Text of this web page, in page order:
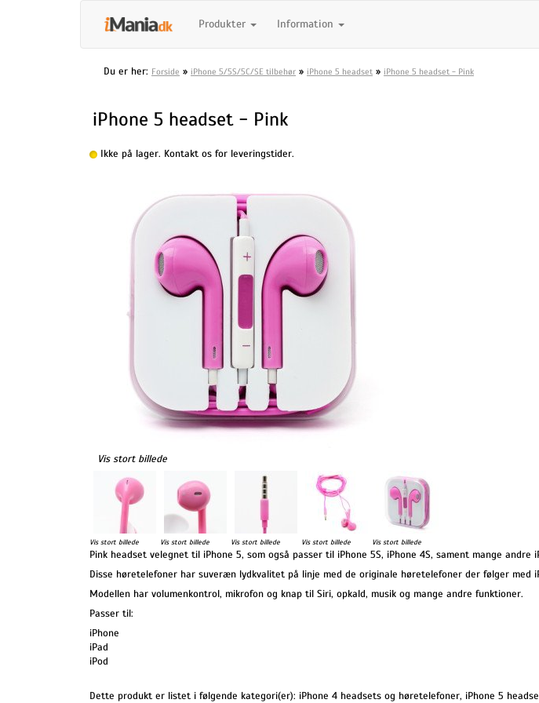
Produkter Information
Du er her: Forside » iPhone 5/5S/5C/SE tilbehør » iPhone 5 headset » iPhone 5 headset - Pink
iPhone 5 headset - Pink
Ikke på lager. Kontakt os for leveringstider.
Vis stort billede
Vis stort billede Vis stort billede Vis stort billede Vis stort billede Vis stort billede
Pink headset velegnet til iPhone 5, som også passer til iPhone 5S, iPhone 4S, sament mange andre
Disse høretelefoner har suveræn lydkvalitet på linje med de originale høretelefoner der følger med
Modellen har volumenkontrol, mikrofon og knap til Siri, opkald, musik og mange andre funktioner.
Passer til:
iPhone
iPad
iPod
Dette produkt er listet i følgende kategori(er): iPhone 4 headsets og høretelefoner, iPhone 5